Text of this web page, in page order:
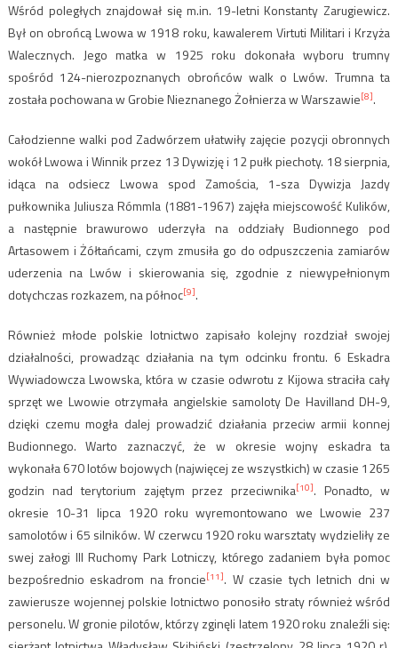
Wśród poległych znajdował się m.in. 19-letni Konstanty Zarugiewicz.
Był on obrońcą Lwowa w 1918 roku, kawalerem Virtuti Militari i Krzyża
Walecznych. Jego matka w 1925 roku dokonała wyboru trumny
spośród 124-nierozpoznanych obrońców walk o Lwów. Trumna ta
została pochowana w Grobie Nieznanego Żołnierza w Warszawie[8].
Całodzienne walki pod Zadwórzem ułatwiły zajęcie pozycji obronnych
wokół Lwowa i Winnik przez 13 Dywizję i 12 pułk piechoty. 18 sierpnia,
idąca na odsiecz Lwowa spod Zamościa, 1-sza Dywizja Jazdy
pułkownika Juliusza Rómmla (1881-1967) zajęła miejscowość Kulików,
a następnie brawurowo uderzyła na oddziały Budionnego pod
Artasowem i Żółtańcami, czym zmusiła go do odpuszczenia zamiarów
uderzenia na Lwów i skierowania się, zgodnie z niewypełnionym
dotychczas rozkazem, na północ[9].
Również młode polskie lotnictwo zapisało kolejny rozdział swojej
działalności, prowadząc działania na tym odcinku frontu. 6 Eskadra
Wywiadowcza Lwowska, która w czasie odwrotu z Kijowa straciła cały
sprzęt we Lwowie otrzymała angielskie samoloty De Havilland DH-9,
dzięki czemu mogła dalej prowadzić działania przeciw armii konnej
Budionnego. Warto zaznaczyć, że w okresie wojny eskadra ta
wykonała 670 lotów bojowych (najwięcej ze wszystkich) w czasie 1265
godzin nad terytorium zajętym przez przeciwnika[10]. Ponadto, w
okresie 10-31 lipca 1920 roku wyremontowano we Lwowie 237
samolotów i 65 silników. W czerwcu 1920 roku warsztaty wydzieliły ze
swej załogi III Ruchomy Park Lotniczy, którego zadaniem była pomoc
bezpośrednio eskadrom na froncie[11]. W czasie tych letnich dni w
zawierusze wojennej polskie lotnictwo ponosiło straty również wśród
personelu. W gronie pilotów, którzy zginęli latem 1920 roku znaleźli się: